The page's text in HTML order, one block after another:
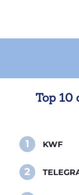
Top 10
1 KWF
2